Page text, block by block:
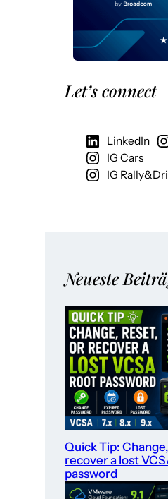
Let’s connect
LinkedIn
IG Cars
IG
Neueste
Quick Tip:
recover a lost
password